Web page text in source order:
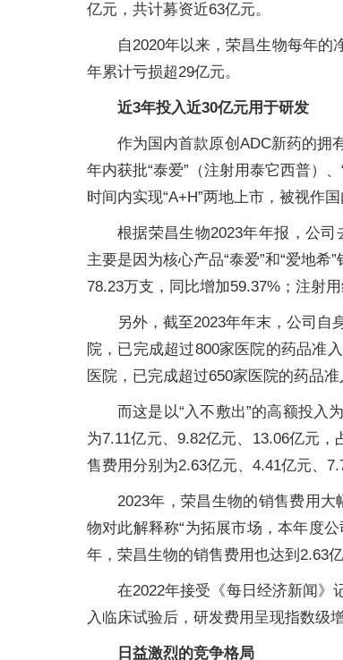
亿元，共计募资近63亿元。
自2020年以来，荣昌生物每年的
年累计亏损超29亿元。
近3年投入近30亿元用于研发
作为国内首款原创ADC新药的拥
年内获批“泰爱”（注射用泰它西普）
时间内实现“A+H”两地上市，被视作
根据荣昌生物2023年年报，公司
主要是因为核心产品“泰爱”和“爱地
78.23万支，同比增加59.37%；注射
另外，截至2023年年末，公司自
院，已完成超过800家医院的药品准
医院，已完成超过650家医院的药品准
而这是以“入不敷出”的高额投入
为7.11亿元、9.82亿元、13.06亿元
售费用分别为2.63亿元、4.41亿元、
2023年，荣昌生物的销售费用大
物对此解释称“为拓展市场，本年度
年，荣昌生物的销售费用也达到2.63亿
在2022年接受《每日经济新闻》
入临床试验后，研发费用呈现指数级
日益激烈的竞争格局